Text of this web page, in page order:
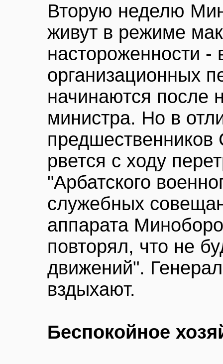
Вторую неделю
живут в режиме
настороженности
организационных
начинаются после
министра. Но в
предшественников
рвется с ходу
"Арбатского
служебных
аппарата
повторял, что не
движений".
вздыхают.
Беспокойное